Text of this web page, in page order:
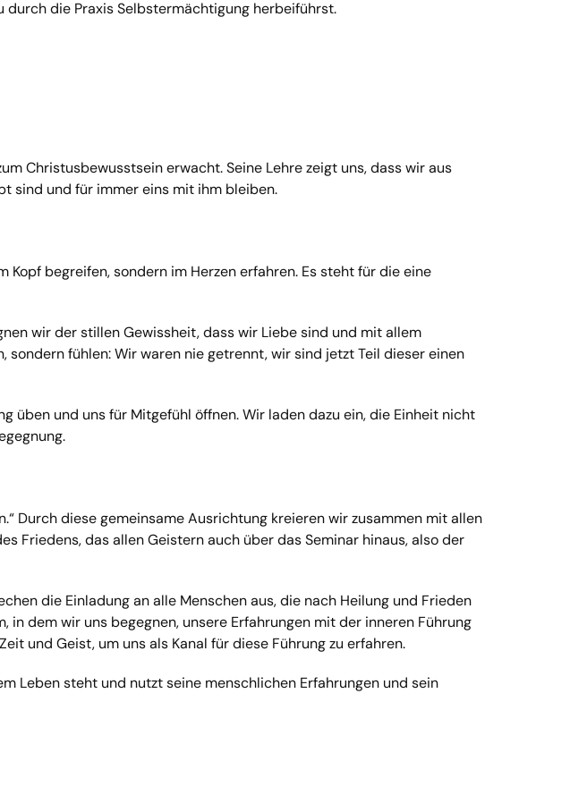
durch die Praxis Selbstermächtigung herbeiführst.
Christusbewusstsein erwacht. Seine Lehre zeigt uns, dass wir aus
sind und für immer eins mit ihm bleiben.
begreifen, sondern im Herzen erfahren. Es steht für die eine
wir der stillen Gewissheit, dass wir Liebe sind und mit allem
fühlen: Wir waren nie getrennt, wir sind jetzt Teil dieser einen
üben und uns für Mitgefühl öffnen. Wir laden dazu ein, die Einheit nicht
Durch diese gemeinsame Ausrichtung kreieren wir zusammen mit allen
Friedens, das allen Geistern auch über das Seminar hinaus, also der
die Einladung an alle Menschen aus, die nach Heilung und Frieden
in dem wir uns begegnen, unsere Erfahrungen mit der inneren Führung
und Geist, um uns als Kanal für diese Führung zu erfahren.
Leben steht und nutzt seine menschlichen Erfahrungen und sein